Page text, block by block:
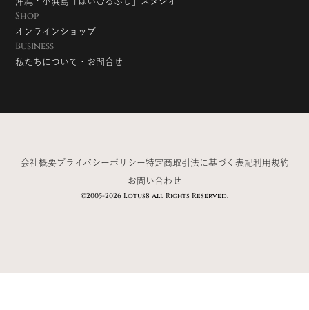
Shop
オンラインショップ
Business
私たちについて・お問合せ
©2005-2026 Lotus8 All Rights Reserved.
会社概要プライバシーポリシー特定商取引法に基づく表記利用規約
お問い合わせ